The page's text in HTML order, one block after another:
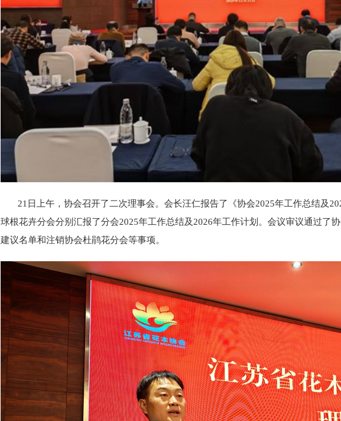
21日上午，协会召开了二次理事会。会长汪仁报告了《协会2025年工作总结及
球根花卉分会分别汇报了分会2025年工作总结及2026年工作计划。会议审议通过了
建议名单和注销协会杜鹃花分会等事项。